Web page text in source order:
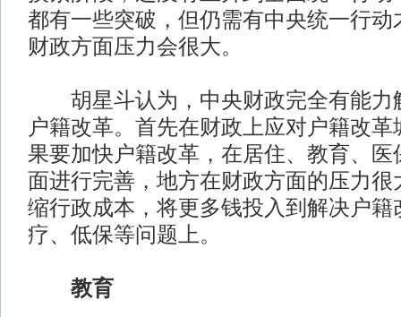
都有一些突破，但仍需有中央统一行动
财政方面压力会很大。
胡星斗认为，中央财政完全有能力
户籍改革。首先在财政上应对户籍改革
果要加快户籍改革，在居住、教育、医
面进行完善，地方在财政方面的压力很
缩行政成本，将更多钱投入到解决户籍
疗、低保等问题上。
教育